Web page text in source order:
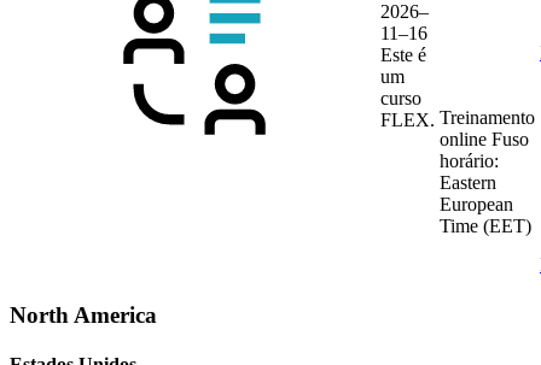
2026–
11–16
Este é
um
curso
FLEX. Treinamento
online Fuso
horário:
Eastern
European
Time (EET)
North America